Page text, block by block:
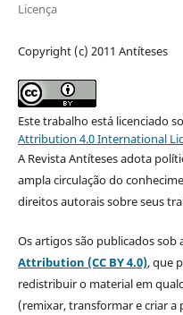
Licença
Copyright (c) 2011 Antíteses
Este trabalho está licenciado
Attribution 4.0 International
A Revista Antíteses adota
ampla circulação do
direitos autorais sobre seus
Os artigos são publicados sob
Attribution (CC BY 4.0), que
redistribuir o material em
(remixar, transformar e criar